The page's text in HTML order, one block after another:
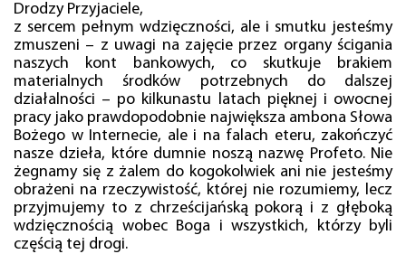
Drodzy Przyjaciele,
z sercem pełnym wdzięczności, ale i smutku jesteśmy
zmuszeni – z uwagi na zajęcie przez organy ścigania
naszych kont bankowych, co skutkuje brakiem
materialnych środków potrzebnych do dalszej
działalności – po kilkunastu latach pięknej i owocnej
pracy jako prawdopodobnie największa ambona Słowa
Bożego w Internecie, ale i na falach eteru, zakończyć
nasze dzieła, które dumnie noszą nazwę Profeto. Nie
żegnamy się z żalem do kogokolwiek ani nie jesteśmy
obrażeni na rzeczywistość, której nie rozumiemy, lecz
przyjmujemy to z chrześcijańską pokorą i z głęboką
wdzięcznością wobec Boga i wszystkich, którzy byli
częścią tej drogi.